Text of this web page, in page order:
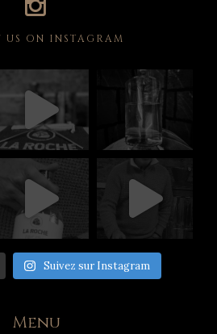
US ON INSTAGRAM
Suivez sur Instagram
Menu